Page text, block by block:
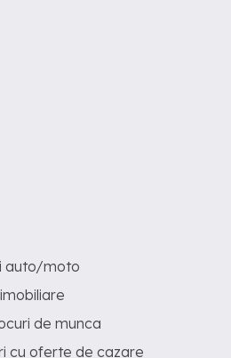
auto/moto
de munca
cu oferte de cazare